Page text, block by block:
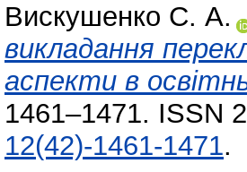
Вискушенко С. А.
викладання
аспекти в
1461–1471. ISSN
12(42)-1461-1471.